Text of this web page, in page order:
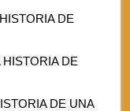
DE
DE
DE UNA